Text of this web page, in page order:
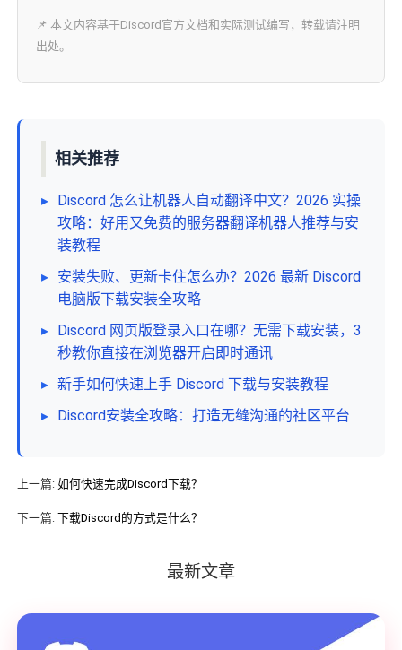
📌 本文内容基于Discord官方文档和实际测试编写，转载请注明
出处。
相关推荐
▸
Discord 怎么让机器人自动翻译中文？2026 实操
攻略：好用又免费的服务器翻译机器人推荐与安
装教程
▸ 安装失败、更新卡住怎么办？2026 最新 Discord
电脑版下载安装全攻略
▸
Discord 网页版登录入口在哪？无需下载安装，3
秒教你直接在浏览器开启即时通讯
▸ 新手如何快速上手 Discord 下载与安装教程
▸
Discord安装全攻略：打造无缝沟通的社区平台
上一篇: 如何快速完成Discord下载？
下一篇: 下载Discord的方式是什么？
最新文章